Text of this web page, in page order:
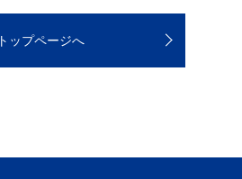
トップページへ